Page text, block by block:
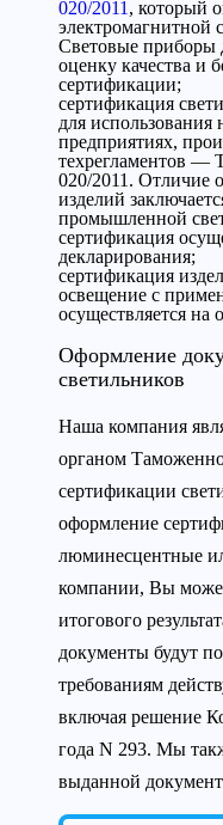
020/2011 , который
электромагнитной
Световые приборы
оценку качества и
сертификации;
сертификация
для
предприятиях,
техрегламентов —
020/2011. Отличие
изделий
промышленной
сертификация
декларирования;
сертификация
освещение с
осуществляется на
Оформление
светильников
Наша компания
органом
сертификации
оформление
люминесцентные
компании, Вы
итогового
документы будут
требованиям
включая решение
года N 293. Мы
выданной